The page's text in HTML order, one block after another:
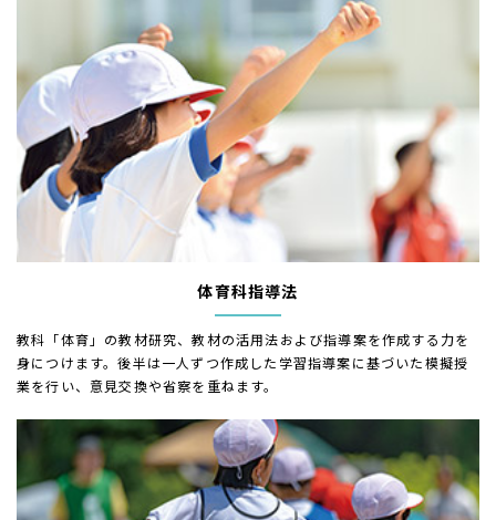
体育科指導法
教科「体育」の教材研究、教材の活用法および指導案を作成する力を
身につけます。後半は一人ずつ作成した学習指導案に基づいた模擬授
業を行い、意見交換や省察を重ねます。